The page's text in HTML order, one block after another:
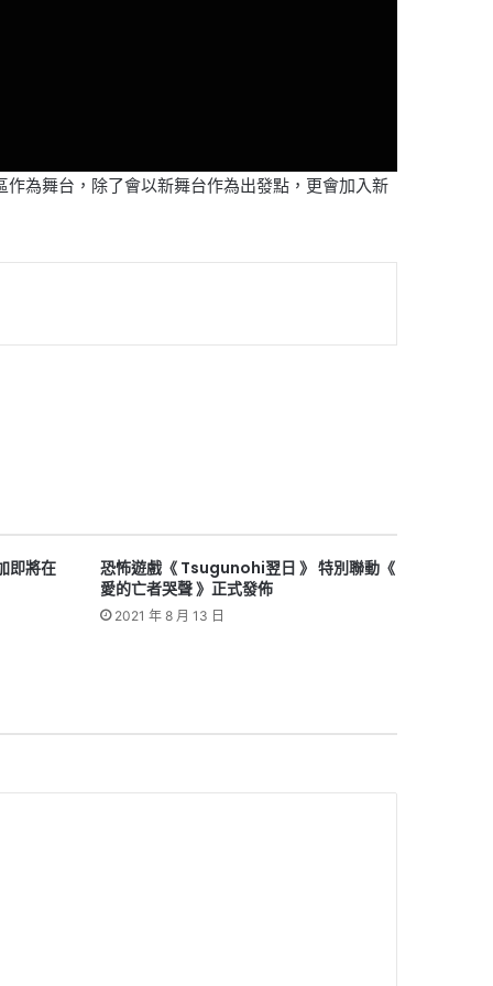
為舞台，除了會以新舞台作為出發點，更會加入新
即將在
恐怖遊戲《 Tsugunohi翌日 》 特別聯動《
愛的亡者哭聲 》正式發佈
2021 年 8 月 13 日